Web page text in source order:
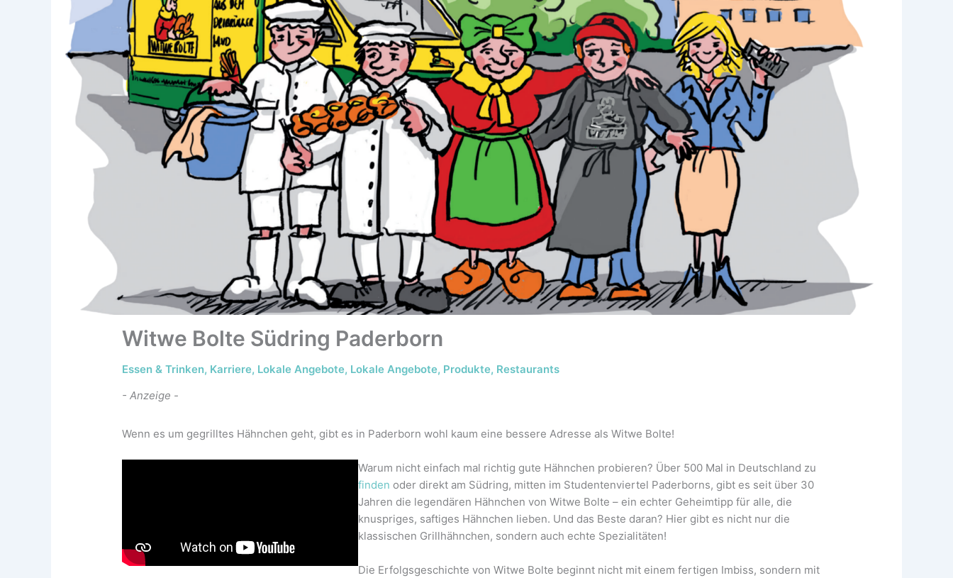
Witwe Bolte Südring Paderborn
Essen & Trinken, Karriere, Lokale Angebote, Lokale Angebote, Produkte, Restaurants
- Anzeige -
Wenn es um gegrilltes Hähnchen geht, gibt es in Paderborn wohl kaum eine bessere Adresse als Witwe Bolte!
Warum nicht einfach mal richtig gute Hähnchen probieren? Über 500 Mal in Deutschland zu
finden oder direkt am Südring, mitten im Studentenviertel Paderborns, gibt es seit über 30
Jahren die legendären Hähnchen von Witwe Bolte – ein echter Geheimtipp für alle, die
knuspriges, saftiges Hähnchen lieben. Und das Beste daran? Hier gibt es nicht nur die
klassischen Grillhähnchen, sondern auch echte Spezialitäten!
Die Erfolgsgeschichte von Witwe Bolte beginnt nicht mit einem fertigen Imbiss, sondern mit